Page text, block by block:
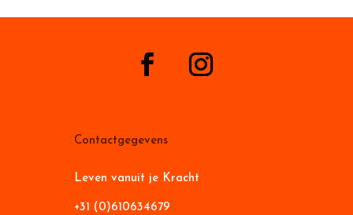
Contactgegevens
Leven vanuit je Kracht
+31 (0)610634679